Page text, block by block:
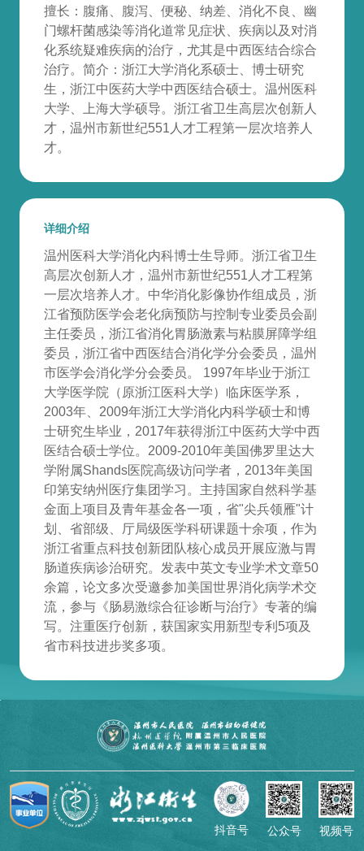
擅长：腹痛、腹泻、便秘、纳差、消化不良、幽
门螺杆菌感染等消化道常见症状、疾病以及对消
化系统疑难疾病的治疗，尤其是中西医结合综合
治疗。简介：浙江大学消化系硕士、博士研究
生，浙江中医药大学中西医结合硕士。温州医科
大学、上海大学硕导。浙江省卫生高层次创新人
才，温州市新世纪551人才工程第一层次培养人
才。
详细介绍
温州医科大学消化内科博士生导师。浙江省卫生
高层次创新人才，温州市新世纪551人才工程第
一层次培养人才。中华消化影像协作组成员，浙
江省预防医学会老化病预防与控制专业委员会副
主任委员，浙江省消化胃肠激素与粘膜屏障学组
委员，浙江省中西医结合消化学分会委员，温州
市医学会消化学分会委员。 1997年毕业于浙江
大学医学院（原浙江医科大学）临床医学系，
2003年、2009年浙江大学消化内科学硕士和博
士研究生毕业，2017年获得浙江中医药大学中西
医结合硕士学位。2009-2010年美国佛罗里达大
学附属Shands医院高级访问学者，2013年美国
印第安纳州医疗集团学习。主持国家自然科学基
金面上项目及青年基金各一项，省"尖兵领雁"计
划、省部级、厅局级医学科研课题十余项，作为
浙江省重点科技创新团队核心成员开展应激与胃
肠道疾病诊治研究。发表中英文专业学术文章50
余篇，论文多次受邀参加美国世界消化病学术交
流，参与《肠易激综合征诊断与治疗》专著的编
写。注重医疗创新，获国家实用新型专利5项及
省市科技进步奖多项。
抖音号 公众号 视频号